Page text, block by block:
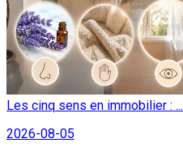
Les cinq sens en immobilier : ...
2026-08-05